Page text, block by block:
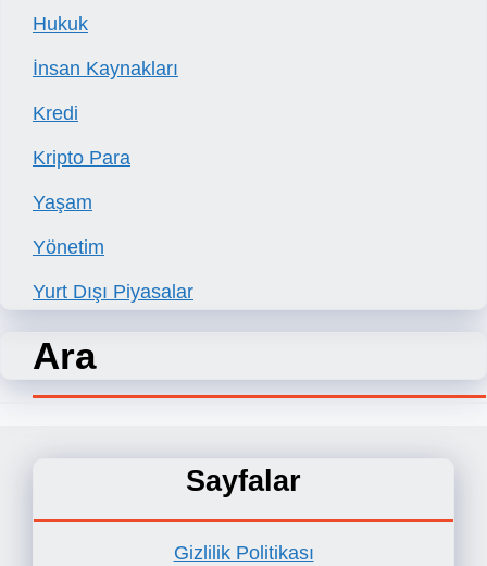
Hukuk
İnsan Kaynakları
Kredi
Kripto Para
Yaşam
Yönetim
Yurt Dışı Piyasalar
Ara
Sayfalar
Gizlilik Politikası